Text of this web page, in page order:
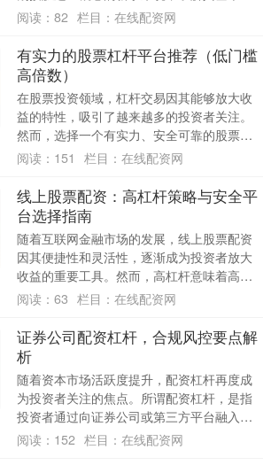
理、操作流程以及潜在风险至关重要。本文
阅读： 82 栏目： 在线配资网
有实力的股票杠杆平台推荐（低门槛
高倍数）
在股票投资领域，杠杆交易因其能够放大收
益的特性，吸引了越来越多的投资者关注。
然而，选择一个有实力、安全可靠的股票杠
杆平台股票配资炒股，是投资者实现稳健盈
阅读： 151 栏目： 在线配资网
线上股票配资：高杠杆策略与安全平
台选择指南
随着互联网金融市场的发展，线上股票配资
因其便捷性和灵活性，逐渐成为投资者放大
收益的重要工具。然而，高杠杆意味着高风
险，如何在追求收益的同时保障资金安全在
阅读： 63 栏目： 在线配资网
证券公司配资杠杆，合规风控要点解
析
随着资本市场活跃度提升，配资杠杆再度成
为投资者关注的焦点。所谓配资杠杆，是指
投资者通过向证券公司或第三方平台融入资
金，放大投资本金，从而获取更高收益的操
阅读： 152 栏目： 在线配资网